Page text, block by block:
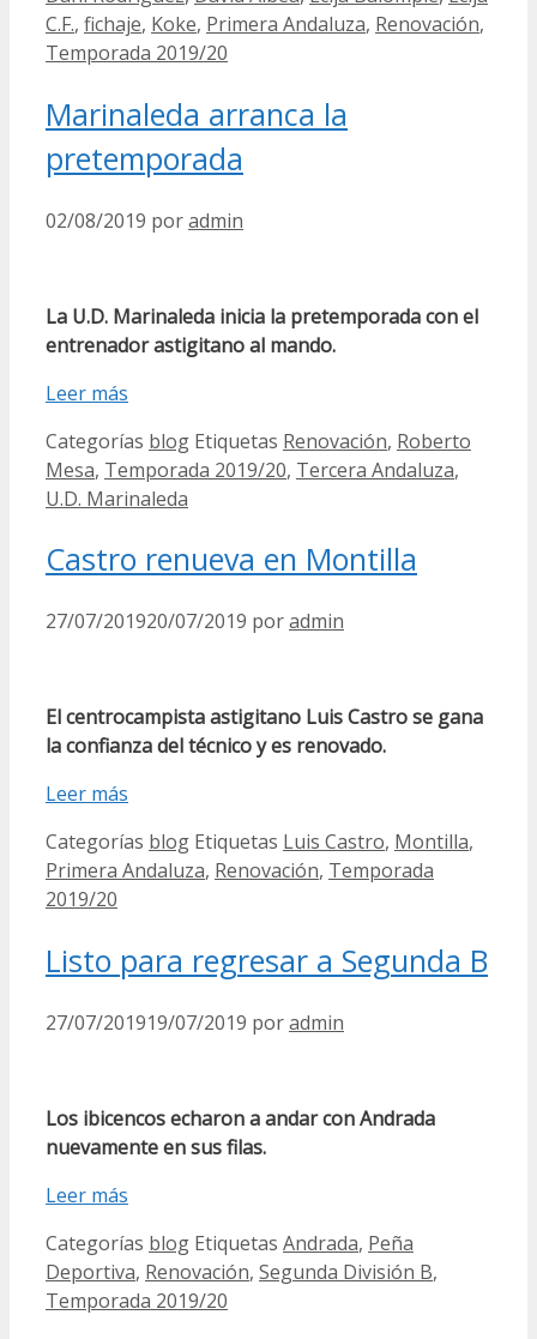
C.F., fichaje, Koke, Primera Andaluza, Renovación,
Temporada 2019/20
Marinaleda arranca la
pretemporada
02/08/2019 poradmin
La U.D. Marinaleda inicia la pretemporada con el
entrenador astigitano al mando.
Leer más
Categorías blog Etiquetas Renovación, Roberto
Mesa, Temporada 2019/20, Tercera Andaluza,
U.D. Marinaleda
Castro renueva en Montilla
27/07/201920/07/2019 poradmin
El centrocampista astigitano Luis Castro se gana
la confianza del técnico y es renovado.
Leer más
Categorías blog Etiquetas Luis Castro, Montilla,
Primera Andaluza, Renovación, Temporada
2019/20
Listo para regresar a Segunda B
27/07/201919/07/2019 poradmin
Los ibicencos echaron a andar con Andrada
nuevamente en sus filas.
Leer más
Categorías blog Etiquetas Andrada, Peña
Deportiva, Renovación, Segunda División B,
Temporada 2019/20